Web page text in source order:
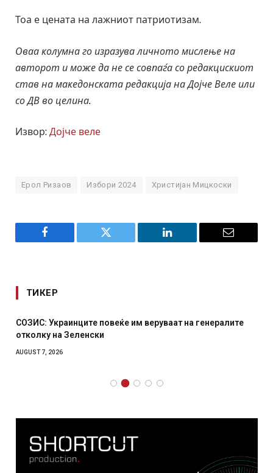
Тоа е цената на лажниот патриотизам.
Оваа колумна го изразува личното мислење на
авторот и може да не се совпаѓа со редакцискиот
став на македонската редакција на Дојче Веле или
со ДВ во целина.
Извор: Дојче веле
Ерол Ризаов Избори 2024 Христијан Мицкоски
Facebook Twitter LinkedIn Email
ТИКЕР
СОЗИС: Украинците повеќе им веруваат на генералите
отколку на Зеленски
AUGUST 7, 2026